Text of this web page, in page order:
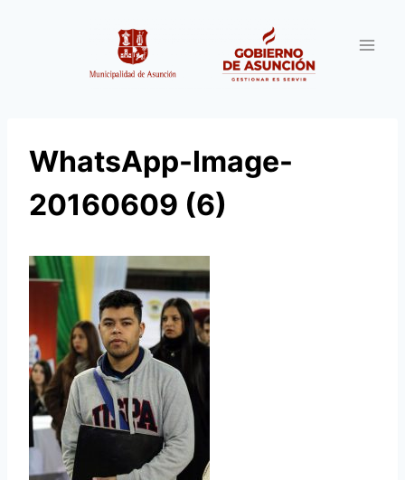
WhatsApp-Image-
20160609 (6)